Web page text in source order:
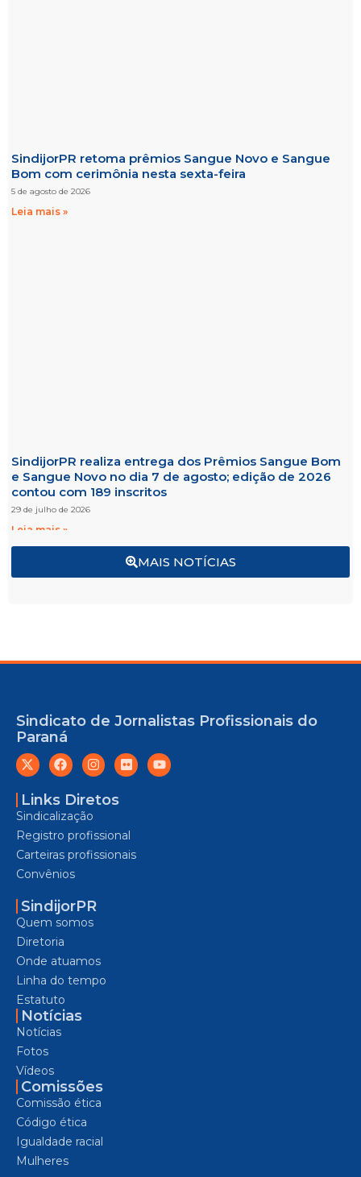
MAIS NOTÍCIAS
SindijorPR retoma prêmios Sangue Novo e Sangue
Bom com cerimônia nesta sexta-feira
5 de agosto de 2026
Leia mais »
SindijorPR realiza entrega dos Prêmios Sangue Bom
e Sangue Novo no dia 7 de agosto; edição de 2026
contou com 189 inscritos
29 de julho de 2026
Leia mais »
Sindicato de Jornalistas Profissionais do
Paraná
Links Diretos
Sindicalização
Registro profissional
Carteiras profissionais
Convênios
SindijorPR
Quem somos
Diretoria
Onde atuamos
Linha do tempo
Estatuto
Notícias
Notícias
Fotos
Vídeos
Comissões
Comissão ética
Código ética
Igualdade racial
Mulheres